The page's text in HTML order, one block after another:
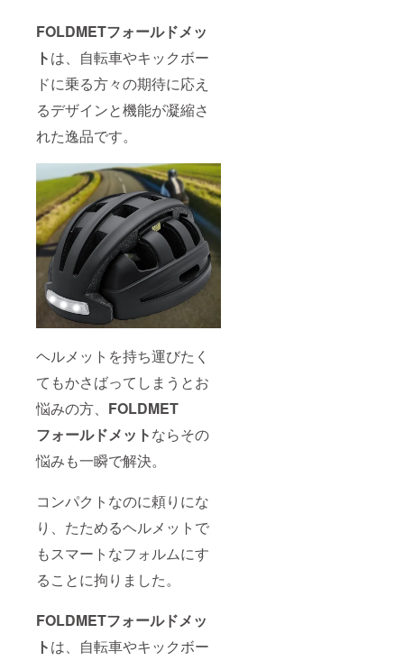
FOLDMETフォールドメッ
トは、自転車やキックボー
ドに乗る方々の期待に応え
るデザインと機能が凝縮さ
れた逸品です。
ヘルメットを持ち運びたく
てもかさばってしまうとお
悩みの方、 FOLDMET
フォールドメットならその
悩みも一瞬で解決。
コンパクトなのに頼りにな
り、たためるヘルメットで
もスマートなフォルムにす
ることに拘りました。
FOLDMETフォールドメッ
トは、自転車やキックボー